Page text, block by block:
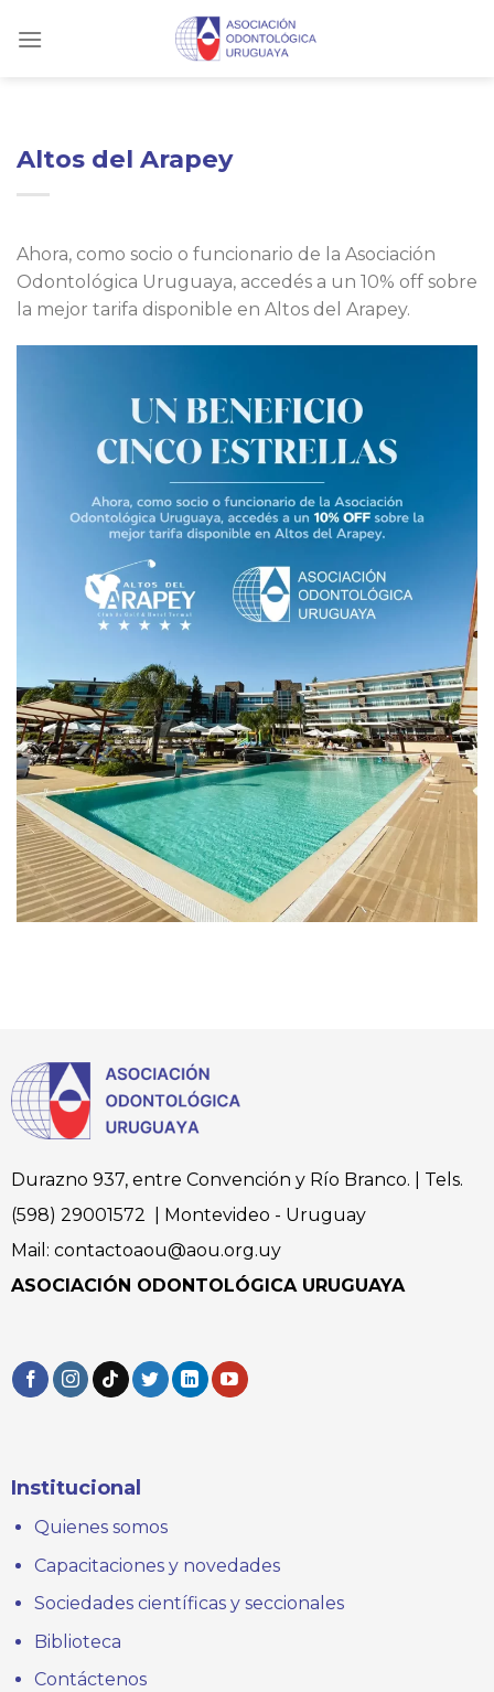
Altos del Arapey
Ahora, como socio o funcionario de la Asociación
Odontológica Uruguaya, accedés a un 10% off sobre
la mejor tarifa disponible en Altos del Arapey.
Durazno 937, entre Convención y Río Branco. | Tels.
(598) 29001572 | Montevideo - Uruguay
Mail: contactoaou@aou.org.uy
ASOCIACIÓN ODONTOLÓGICA URUGUAYA
Institucional
Quienes somos
Capacitaciones y novedades
Sociedades científicas y seccionales
Biblioteca
Contáctenos